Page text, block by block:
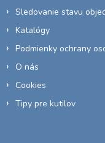
Sledovanie stavu
Katalógy
Podmienky ochrany
O nás
Cookies
Tipy pre kutilov